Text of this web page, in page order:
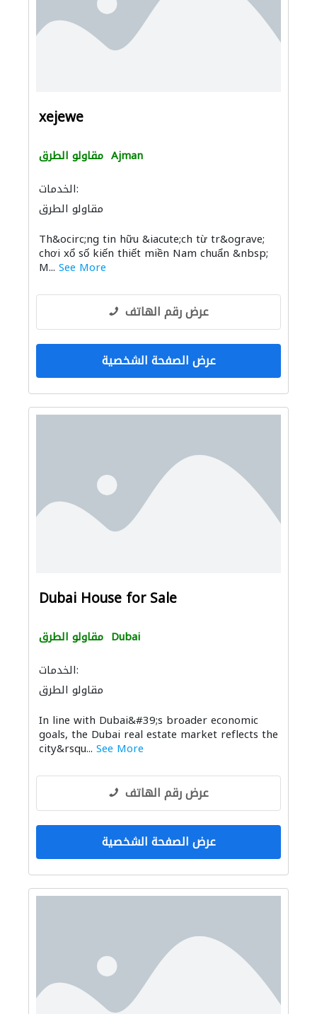
xejewe
مقاولو الطرق Ajman
الخدمات:
مقاولو الطرق
Th&ocirc;ng tin hữu &iacute;ch từ tr&ograve;
chơi xổ số kiến thiết miền Nam chuẩn &nbsp;
M... See More
عرض رقم الهاتف
عرض الصفحة الشخصية
Dubai House for Sale
مقاولو الطرق Dubai
الخدمات:
مقاولو الطرق
In line with Dubai&#39;s broader economic
goals, the Dubai real estate market reflects the
city&rsqu... See More
عرض رقم الهاتف
عرض الصفحة الشخصية